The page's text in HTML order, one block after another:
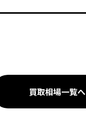
買取相場一覧へ